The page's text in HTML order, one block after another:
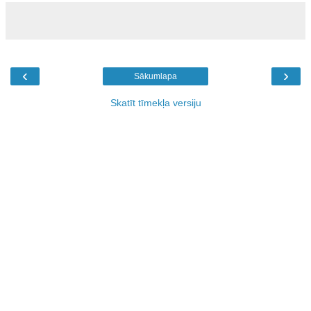
‹ ›
Sākumlapa
Skatīt tīmekļa versiju